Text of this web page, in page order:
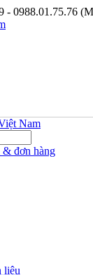
- 0988.01.75.76
& đơn hàng
liệu